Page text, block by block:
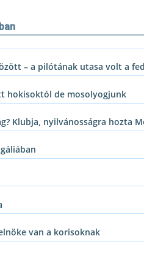
– a pilótának utasa volt a
hokisoktól de mosolyogjunk
Klubja, nyilvánosságra hozta
van a korisoknak